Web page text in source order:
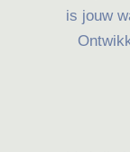
is jouw